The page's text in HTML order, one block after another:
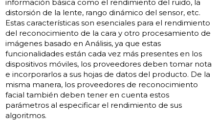
información básica como el rendimiento del ruido, la
distorsión de la lente, rango dinámico del sensor, etc.
Estas características son esenciales para el rendimiento
del reconocimiento de la cara y otro procesamiento de
imágenes basado en Análisis, ya que estas
funcionalidades están cada vez más presentes en los
dispositivos móviles, los proveedores deben tomar nota
e incorporarlos a sus hojas de datos del producto. De la
misma manera, los proveedores de reconocimiento
facial también deben tener en cuenta estos
parámetros al especificar el rendimiento de sus
algoritmos.